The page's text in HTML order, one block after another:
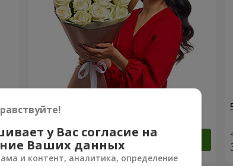
Авторский букет "11 белых роз!"
1 332 грн
у Вас согласие на
Ваших данных
и контент, аналитика, определение